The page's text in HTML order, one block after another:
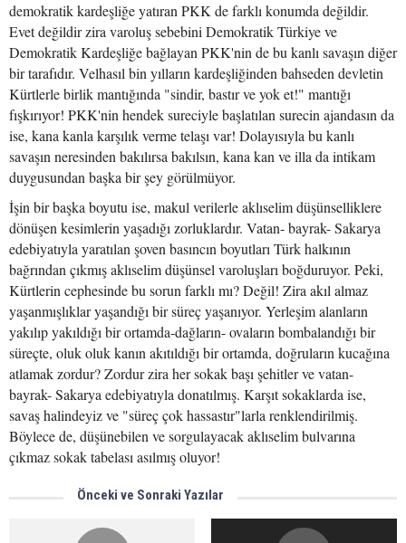
demokratik kardeşliğe yatıran PKK de farklı konumda değildir.
Evet değildir zira varoluş sebebini Demokratik Türkiye ve
Demokratik Kardeşliğe bağlayan PKK'nin de bu kanlı savaşın diğer
bir tarafıdır. Velhasıl bin yılların kardeşliğinden bahseden devletin
Kürtlerle birlik mantığında "sindir, bastır ve yok et!" mantığı
fışkırıyor! PKK'nin hendek sureciyle başlatılan surecin ajandasın da
ise, kana kanla karşılık verme telaşı var! Dolayısıyla bu kanlı
savaşın neresinden bakılırsa bakılsın, kana kan ve illa da intikam
duygusundan başka bir şey görülmüyor.
İşin bir başka boyutu ise, makul verilerle aklıselim düşünselliklere
dönüşen kesimlerin yaşadığı zorluklardır. Vatan- bayrak- Sakarya
edebiyatıyla yaratılan şoven basıncın boyutları Türk halkının
bağrından çıkmış aklıselim düşünsel varoluşları boğduruyor. Peki,
Kürtlerin cephesinde bu sorun farklı mı? Değil! Zira akıl almaz
yaşanmışlıklar yaşandığı bir süreç yaşanıyor. Yerleşim alanların
yakılıp yakıldığı bir ortamda-dağların- ovaların bombalandığı bir
süreçte, oluk oluk kanın akıtıldığı bir ortamda, doğruların kucağına
atlamak zordur? Zordur zira her sokak başı şehitler ve vatan-
bayrak- Sakarya edebiyatıyla donatılmış. Karşıt sokaklarda ise,
savaş halindeyiz ve "süreç çok hassastır"larla renklendirilmiş.
Böylece de, düşünebilen ve sorgulayacak aklıselim bulvarına
çıkmaz sokak tabelası asılmış oluyor!
Önceki ve Sonraki Yazılar